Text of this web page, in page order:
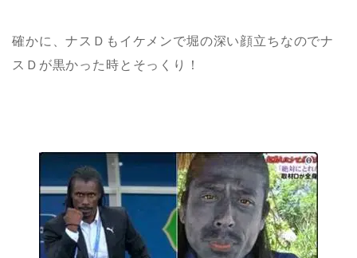
確かに、ナスＤもイケメンで堀の深い顔立ちなのでナ
スＤが黒かった時とそっくり！